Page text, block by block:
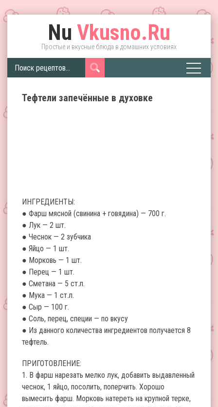
Nu Vkusno.Ru
Простые и вкусные блюда в домашних условиях
Тефтели запечённые в духовке
ИНГРЕДИЕНТЫ:
● Фарш мясной (свинина + говядина) — 700 г.
● Лук — 2 шт.
● Чеснок — 2 зубчика
● Яйцо — 1 шт.
● Морковь — 1 шт.
● Перец — 1 шт.
● Сметана — 5 ст.л.
● Мука — 1 ст.л.
● Сыр — 100 г.
● Соль, перец, специи — по вкусу
● Из данного количества ингредиентов получается 8
тефтель.
ПРИГОТОВЛЕНИЕ:
1. В фарш нарезать мелко лук, добавить выдавленный
чеснок, 1 яйцо, посолить, поперчить. Хорошо
вымесить фарш. Морковь натереть на крупной терке,